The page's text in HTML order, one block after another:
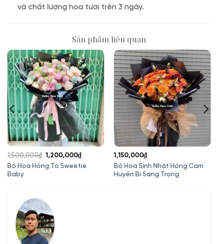
và chất lượng hoa tươi trên 3 ngày.
Sản phẩm liên quan
Bó Hoa Hồng To Sweetie
Baby
1,500,000₫ Giá
gốc
1,200,000₫Giá
hiện
Bó Hoa Sinh Nhật Hồng Cam
Huyền Bí Sang Trọng
1,150,000₫